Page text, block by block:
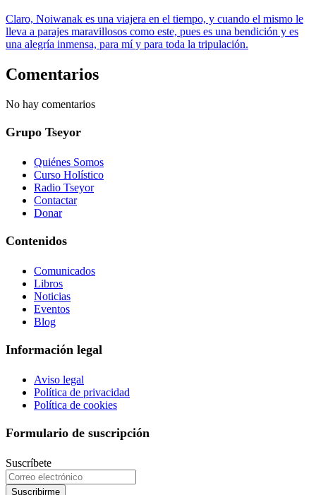
Claro, Noiwanak es una viajera en el tiempo, y cuando el mismo le
lleva a parajes maravillosos como este, pues es una bendición y es
una alegría inmensa, para mí y para toda la tripulación.
Comentarios
No hay comentarios
Grupo Tseyor
Quiénes Somos
Curso Holístico
Radio Tseyor
Contactar
Donar
Contenidos
Comunicados
Libros
Noticias
Eventos
Blog
Información legal
Aviso legal
Política de privacidad
Política de cookies
Formulario de suscripción
Suscríbete
Suscribirme